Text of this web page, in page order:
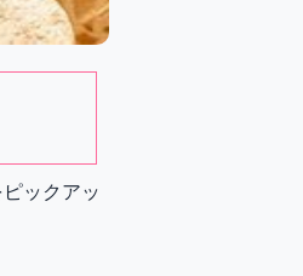
ックアッ